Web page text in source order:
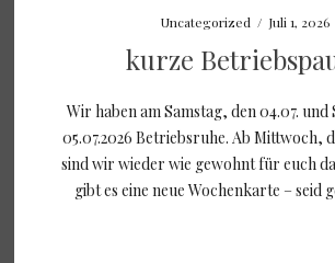
Uncategorized / Juli 1, 2026
kurze
Wir haben am Samstag, den 04.07.
05.07.2026 Betriebsruhe. Ab Mittwoch,
sind wir wieder wie gewohnt für euch
gibt es eine neue Wochenkarte – seid